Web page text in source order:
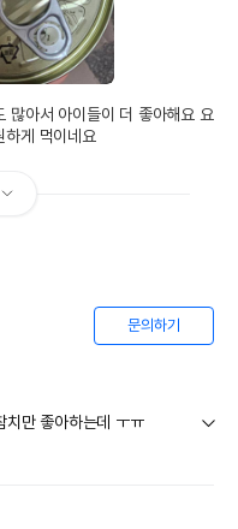
많아서 아이들이 더 좋아해요 요
하게 먹이네요
문의하기
치만 좋아하는데 ㅜㅠ